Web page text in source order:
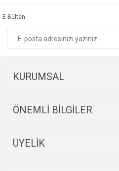
Ürün fiyatı diğer sitelerden
E-Bülten
KURUMSAL
ÖNEMLİ BİLGİLER
ÜYELİK